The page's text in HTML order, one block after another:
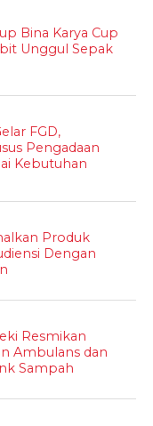
Bina Karya Cup
Unggul Sepak
FGD,
Pengadaan
Kebutuhan
Produk
Dengan
Resmikan
Ambulans dan
Sampah